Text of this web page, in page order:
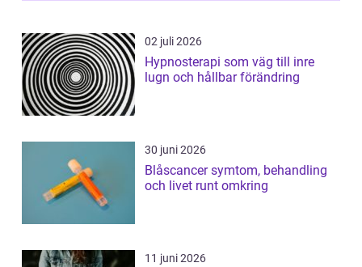
02 juli 2026
Hypnosterapi som väg till inre
lugn och hållbar förändring
30 juni 2026
Blåscancer symtom, behandling
och livet runt omkring
11 juni 2026